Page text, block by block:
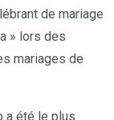
de mariage
» lors des
mariages de
a été le plus